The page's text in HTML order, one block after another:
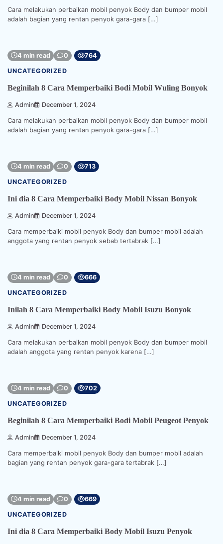
Cara melakukan perbaikan mobil penyok Body dan bumper mobil
adalah bagian yang rentan penyok gara-gara […]
4 min read 0 764
UNCATEGORIZED
Beginilah 8 Cara Memperbaiki Bodi Mobil Wuling Bonyok
Admin December 1, 2024
Cara melakukan perbaikan mobil penyok Body dan bumper mobil
adalah bagian yang rentan penyok gara-gara […]
4 min read 0 713
UNCATEGORIZED
Ini dia 8 Cara Memperbaiki Body Mobil Nissan Bonyok
Admin December 1, 2024
Cara memperbaiki mobil penyok Body dan bumper mobil adalah
anggota yang rentan penyok sebab tertabrak […]
4 min read 0 666
UNCATEGORIZED
Inilah 8 Cara Memperbaiki Body Mobil Isuzu Bonyok
Admin December 1, 2024
Cara melakukan perbaikan mobil penyok Body dan bumper mobil
adalah anggota yang rentan penyok karena […]
4 min read 0 702
UNCATEGORIZED
Beginilah 8 Cara Memperbaiki Bodi Mobil Peugeot Penyok
Admin December 1, 2024
Cara memperbaiki mobil penyok Body dan bumper mobil adalah
bagian yang rentan penyok gara-gara tertabrak […]
4 min read 0 669
UNCATEGORIZED
Ini dia 8 Cara Memperbaiki Body Mobil Isuzu Penyok